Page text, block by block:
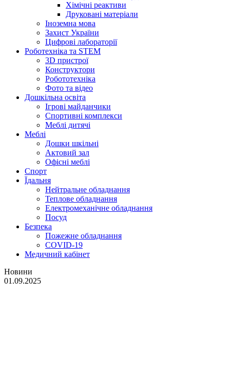
Хімічні реактиви
Друковані матеріали
Іноземна мова
Захист України
Цифрові лабораторії
Роботехніка та STEM
3D пристрої
Конструктори
Робототехніка
Фото та відео
Дошкільна освіта
Ігрові майданчики
Спортивні комплекси
Меблі дитячі
Меблі
Дошки шкільні
Актовий зал
Офісні меблі
Спорт
Їдальня
Нейтральне обладнання
Теплове обладнання
Електромеханічне обладнання
Посуд
Безпека
Пожежне обладнання
COVID-19
Медичний кабінет
Новини
01.09.2025